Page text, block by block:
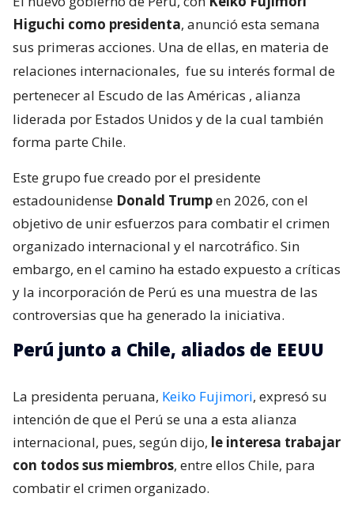
Higuchi como presidenta, anunció esta semana
sus primeras acciones. Una de ellas, en materia de
relaciones internacionales, fue su interés formal de
pertenecer al Escudo de las Américas , alianza
liderada por Estados Unidos y de la cual también
forma parte Chile.
Este grupo fue creado por el presidente
estadounidense Donald Trumpen 2026, con el
objetivo de unir esfuerzos para combatir el crimen
organizado internacional y el narcotráfico. Sin
embargo, en el camino ha estado expuesto a críticas
y la incorporación de Perú es una muestra de las
controversias que ha generado la iniciativa.
Perú junto a Chile, aliados de EEUU
La presidenta peruana, Keiko Fujimori, expresó su
intención de que el Perú se una a esta alianza
internacional, pues, según dijo, le interesa trabajar
con todos sus miembros, entre ellos Chile, para
combatir el crimen organizado.